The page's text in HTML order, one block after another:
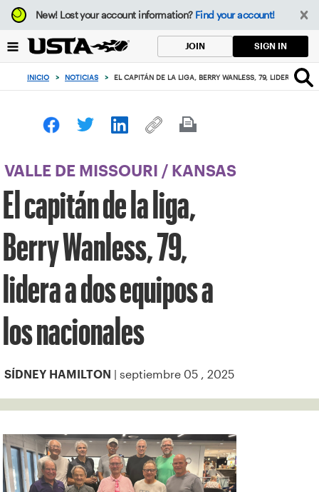
Enfoque
desde
botón
volver
principio
New!Lost your account information? Find your account!
JOIN SIGN IN
INICIO > NOTICIAS > EL CAPITÁN DE LA LIGA, BERRY WANLESS, 79, LIDERA A
VALLE DE MISSOURI / KANSAS
El capitán de la liga,
Berry Wanless, 79,
lidera a dos equipos a
los nacionales
SÍDNEY HAMILTON | septiembre 05 , 2025